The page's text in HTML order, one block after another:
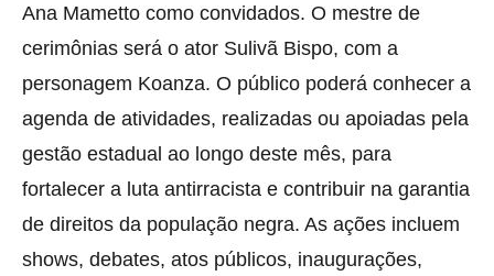
Ana Mametto como convidados. O mestre de
cerimônias será o ator Sulivã Bispo, com a
personagem Koanza. O público poderá conhecer a
agenda de atividades, realizadas ou apoiadas pela
gestão estadual ao longo deste mês, para
fortalecer a luta antirracista e contribuir na garantia
de direitos da população negra. As ações incluem
shows, debates, atos públicos, inaugurações,